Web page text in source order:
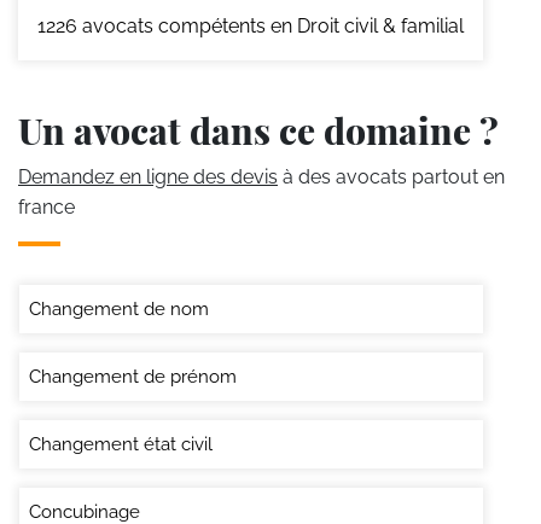
1226 avocats compétents en Droit civil & familial
Un avocat dans ce domaine ?
Demandez en ligne des devis à des avocats partout en
france
Changement de nom
Changement de prénom
Changement état civil
Concubinage